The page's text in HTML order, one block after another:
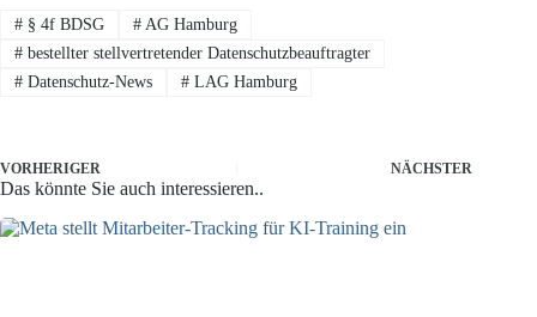
#§ 4f BDSG #AG Hamburg
#bestellter stellvertretender Datenschutzbeauftragter
#Datenschutz-News #LAG Hamburg
VORHERIGER NÄCHSTER
Das könnte Sie auch interessieren..